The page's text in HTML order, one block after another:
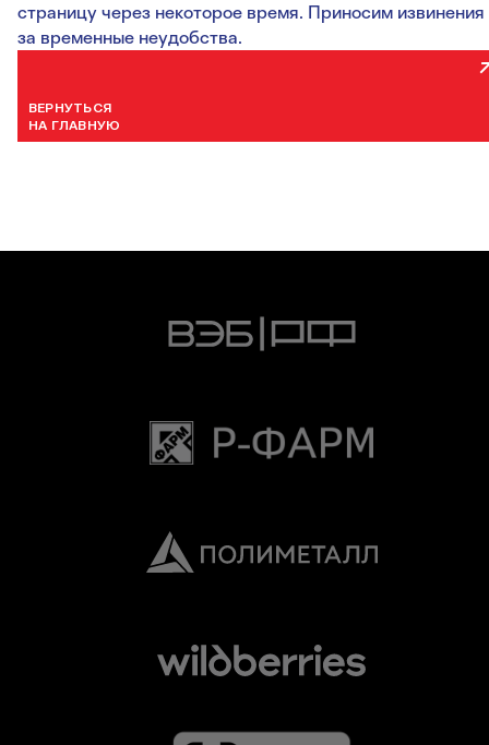
страницу через некоторое время. Приносим извинения
за временные неудобства.
ВЕРНУТЬСЯ
НА ГЛАВНУЮ